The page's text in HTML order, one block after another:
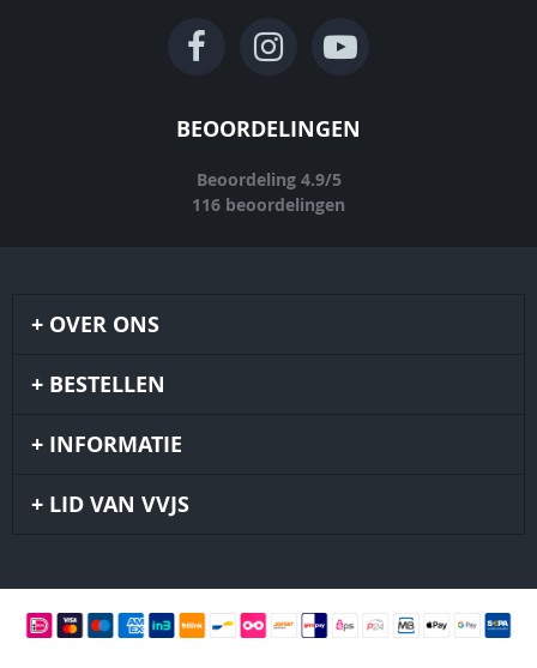
BEOORDELINGEN
Beoordeling 4.9/5
116 beoordelingen
OVER ONS
BESTELLEN
INFORMATIE
LID VAN VVJS